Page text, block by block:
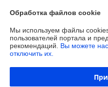
Доставка и оплата
Полная версия сайта
Политика обработки cookies
Сайт создан на платформе
Обработка файлов cookie
Мы используем файлы
пользователей портала и
рекомендаций. Вы можете
отключить их.